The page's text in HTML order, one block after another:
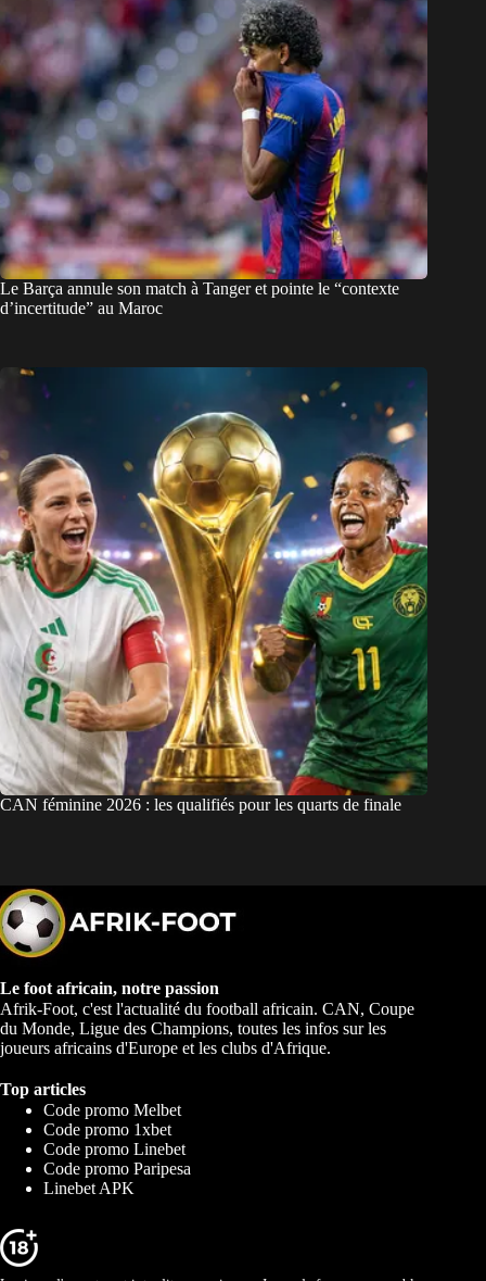
Le Barça annule son match à Tanger et pointe le “contexte
d’incertitude” au Maroc
CAN féminine 2026 : les qualifiés pour les quarts de finale
Le foot africain, notre passion
Afrik-Foot, c'est l'actualité du football africain. CAN, Coupe
du Monde, Ligue des Champions, toutes les infos sur les
joueurs africains d'Europe et les clubs d'Afrique.
Top articles
Code promo Melbet
Code promo 1xbet
Code promo Linebet
Code promo Paripesa
Linebet APK